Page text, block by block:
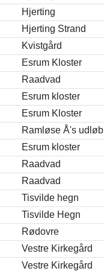
Hjerting
Hjerting Strand
Kvistgård
Esrum Kloster
Raadvad
Esrum kloster
Esrum Kloster
Ramløse Å's udløb
Esrum kloster
Raadvad
Raadvad
Tisvilde hegn
Tisvilde Hegn
Rødovre
Vestre Kirkegård
Vestre Kirkegård